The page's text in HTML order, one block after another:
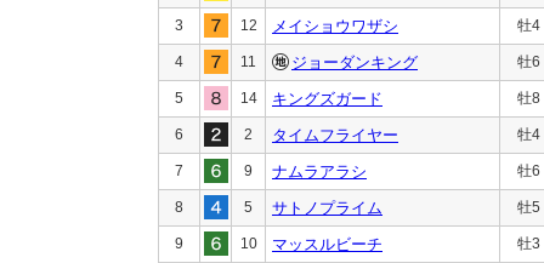
3 12 メイショウワザシ 牡4
4 11 ジョーダンキング 牡6
5 14 キングズガード 牡8
6 2 タイムフライヤー 牡4
7 9 ナムラアラシ 牡6
8 5 サトノプライム 牡5
9 10 マッスルビーチ 牡3